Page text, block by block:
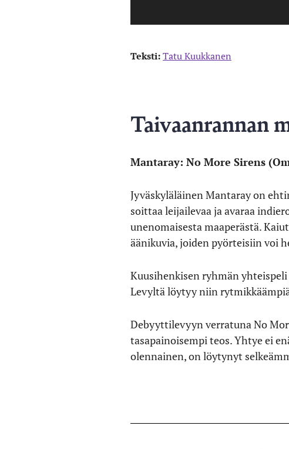
Teksti:Tatu Kuukkanen
Taivaanrannan
Mantaray: No More Sirens
Jyväskyläläinen Mantaray on
soittaa leijailevaa ja avaraa
unenomaisesta maaperästä.
äänikuvia, joiden pyörteisiin voi
Kuusihenkisen ryhmän
Levyltä löytyy niin
Debyyttilevyyn verratuna No
tasapainoisempi teos. Yhtye ei
olennainen, on löytynyt